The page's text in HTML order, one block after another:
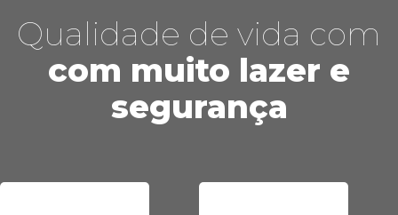
Qualidade de vida com
com muito lazer e
segurança